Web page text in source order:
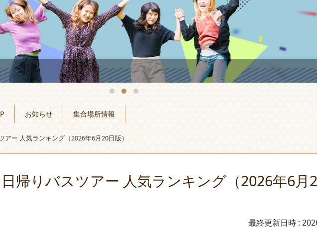
お知らせ 集合場所情報
アー 人気ランキング（2026年6月20日版）
帰りバスツアー 人気ランキング（2026年6月
最終更新日時 :